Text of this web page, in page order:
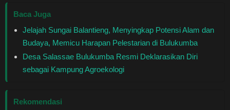
Baca Juga
Jelajah Sungai Balantieng, Menyingkap Potensi Alam dan
Budaya, Memicu Harapan Pelestarian di Bulukumba
Desa Salassae Bulukumba Resmi Deklarasikan Diri
sebagai Kampung Agroekologi
Rekomendasi